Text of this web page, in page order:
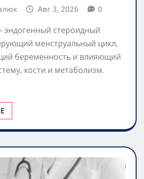
Авг 3, 2026 0
эндогенный стероидный
менструальный цикл,
беременность и влияющий
кости и метаболизм.